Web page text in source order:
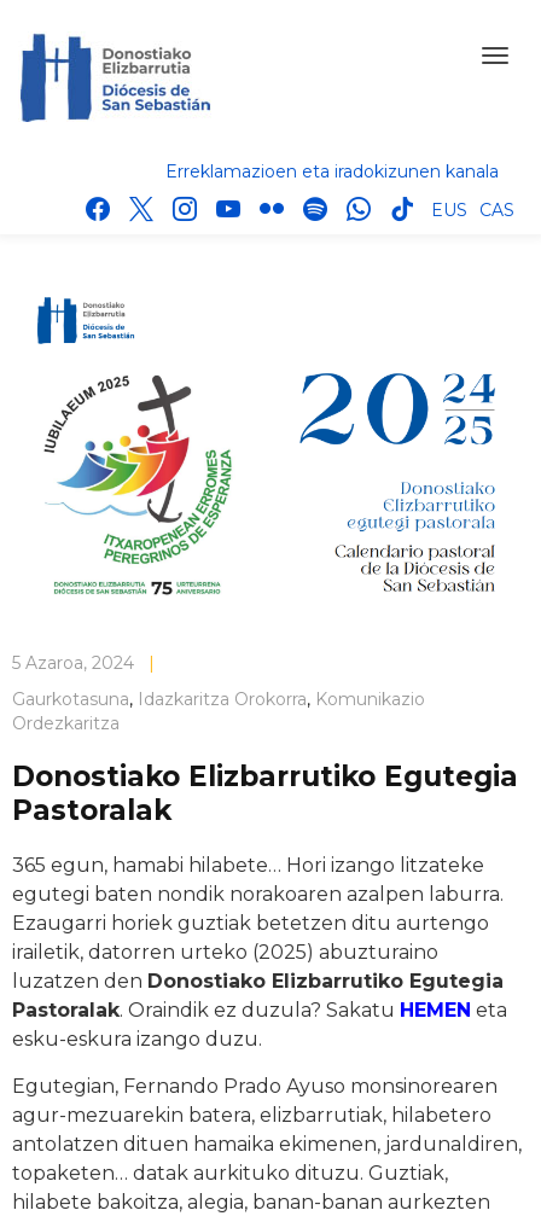
Erreklamazioen eta iradokizunen kanala
facebook
x instagram
youtube
flickr spotifywhatsapp
tik
EUS CAS
5 Azaroa, 2024
|
Gaurkotasuna, Idazkaritza Orokorra, Komunikazio
Ordezkaritza
Donostiako Elizbarrutiko Egutegia
Pastoralak
365 egun, hamabi hilabete… Hori izango litzateke
egutegi baten nondik norakoaren azalpen laburra.
Ezaugarri horiek guztiak betetzen ditu aurtengo
irailetik, datorren urteko (2025) abuzturaino
luzatzen den Donostiako Elizbarrutiko Egutegia
Pastoralak. Oraindik ez duzula? Sakatu HEMEN eta
esku-eskura izango duzu.
Egutegian, Fernando Prado Ayuso monsinorearen
agur-mezuarekin batera, elizbarrutiak, hilabetero
antolatzen dituen hamaika ekimenen, jardunaldiren,
topaketen… datak aurkituko dituzu. Guztiak,
hilabete bakoitza, alegia, banan-banan aurkezten